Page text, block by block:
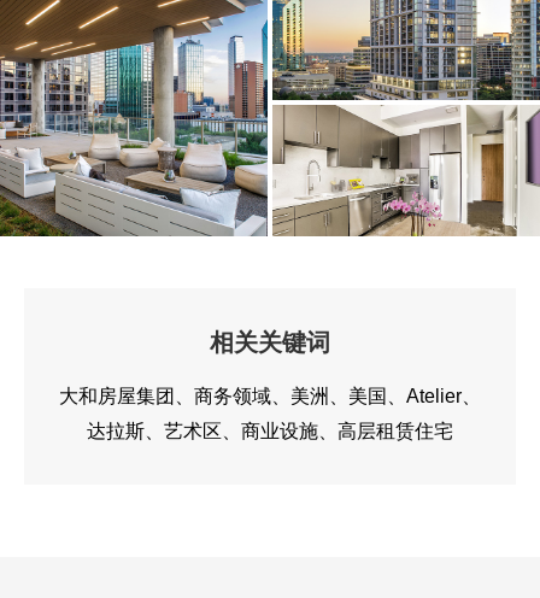
相关关键词
大和房屋集团 商务领域 美洲 美国
Atelier
达拉斯
艺术区 商业设施 高层租赁住宅